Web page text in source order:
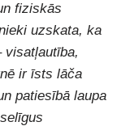
fiziskās
uzskata, ka
visatļautība,
ir īsts lāča
patiesībā laupa